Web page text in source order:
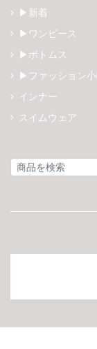
▶新着
▶ワンピース
▶ボトムス
▶ファッション
インナー
スイムウェア